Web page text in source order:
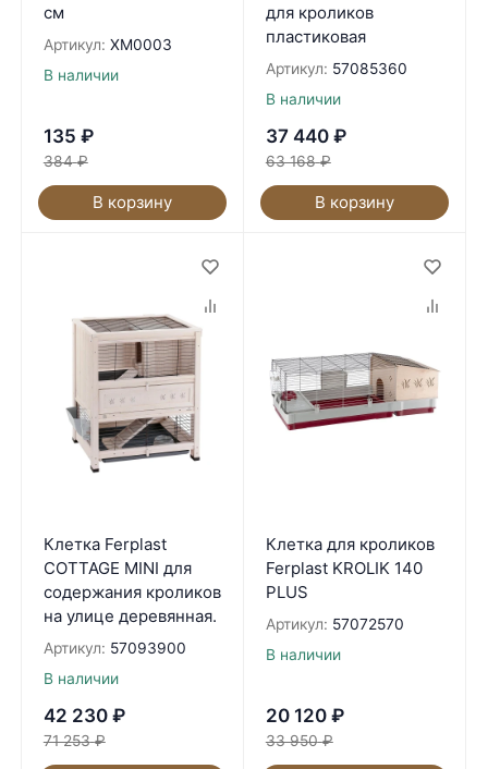
см
Артикул: XM0003
В наличии
135 ₽
384 ₽
В корзину
для кроликов
пластиковая
Артикул: 57085360
В наличии
37 440 ₽
63 168 ₽
В корзину
Клетка Ferplast
COTTAGE MINI для
содержания кроликов
на улице деревянная.
Артикул: 57093900
В наличии
42 230 ₽
71 253 ₽
Клетка для кроликов
Ferplast KROLIK 140
PLUS
Артикул: 57072570
В наличии
20 120 ₽
33 950 ₽